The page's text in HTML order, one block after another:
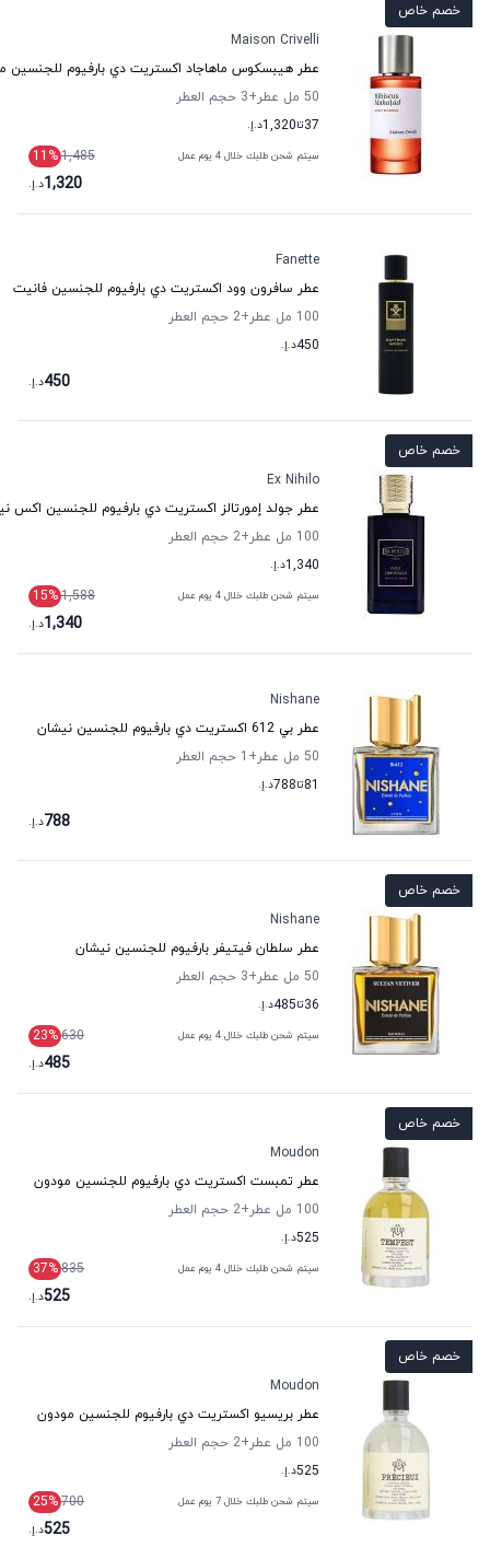
خصم خاص
Maison Crivelli
عطر هيبسكوس ماهاجاد اكستريت دي بارفيوم للجنسين
50 مل عطر
+3
حجم العطر
37تا1,320د.إ.
سيتم شحن طلبك خلال 4 يوم عمل 1,485
11 %
1,320د.إ.
Fanette
عطر سافرون وود اكستريت دي بارفيوم للجنسين فانيت
100 مل عطر
+2
حجم العطر
450د.إ.
450د.إ.
خصم خاص
Ex Nihilo
عطر جولد إمورتالز اكستريت دي بارفيوم للجنسين اكس
100 مل عطر
+2
حجم العطر
1,340د.إ.
سيتم شحن طلبك خلال 4 يوم عمل 1,588
15%
1,340د.إ.
Nishane
عطر بي 612 اكستريت دي بارفيوم للجنسين نيشان
50 مل عطر
+1
حجم العطر
81تا788د.إ.
788د.إ.
خصم خاص
Nishane
عطر سلطان فيتيفر بارفيوم للجنسين نيشان
50 مل عطر
+3
حجم العطر
36تا485د.إ.
سيتم شحن طلبك خلال 4 يوم عمل 630
23%
485د.إ.
خصم خاص
Moudon
عطر تمبست اكستريت دي بارفيوم للجنسين مودون
100 مل عطر
+2
حجم العطر
525د.إ.
سيتم شحن طلبك خلال 4 يوم عمل 835
37%
525د.إ.
خصم خاص
Moudon
عطر بريسيو اكستريت دي بارفيوم للجنسين مودون
100 مل عطر
+2
حجم العطر
525د.إ.
سيتم شحن طلبك خلال 7 يوم عمل 700
25%
525د.إ.